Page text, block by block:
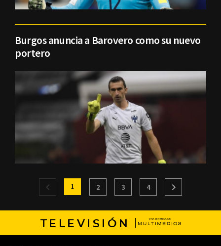
Burgos anuncia a Barovero como su nuevo
portero
1 2 3 4
TELEVISIÓN